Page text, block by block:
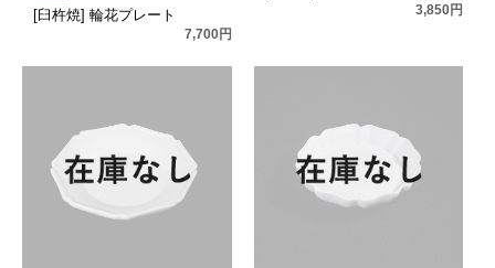
[臼杵焼] 輪花プレート
7,700円
3,850円